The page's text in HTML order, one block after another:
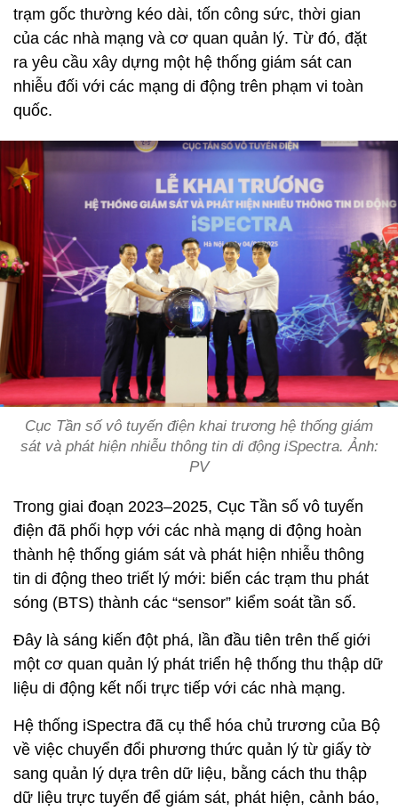
trạm gốc thường kéo dài, tốn công sức, thời gian
của các nhà mạng và cơ quan quản lý. Từ đó, đặt
ra yêu cầu xây dựng một hệ thống giám sát can
nhiễu đối với các mạng di động trên phạm vi toàn
quốc.
Cục Tần số vô tuyến điện khai trương hệ thống giám
sát và phát hiện nhiễu thông tin di động iSpectra. Ảnh:
PV
Trong giai đoạn 2023–2025, Cục Tần số vô tuyến
điện đã phối hợp với các nhà mạng di động hoàn
thành hệ thống giám sát và phát hiện nhiễu thông
tin di động theo triết lý mới: biến các trạm thu phát
sóng (BTS) thành các “sensor” kiểm soát tần số.
Đây là sáng kiến đột phá, lần đầu tiên trên thế giới
một cơ quan quản lý phát triển hệ thống thu thập dữ
liệu di động kết nối trực tiếp với các nhà mạng.
Hệ thống iSpectra đã cụ thể hóa chủ trương của Bộ
về việc chuyển đổi phương thức quản lý từ giấy tờ
sang quản lý dựa trên dữ liệu, bằng cách thu thập
dữ liệu trực tuyến để giám sát, phát hiện, cảnh báo,